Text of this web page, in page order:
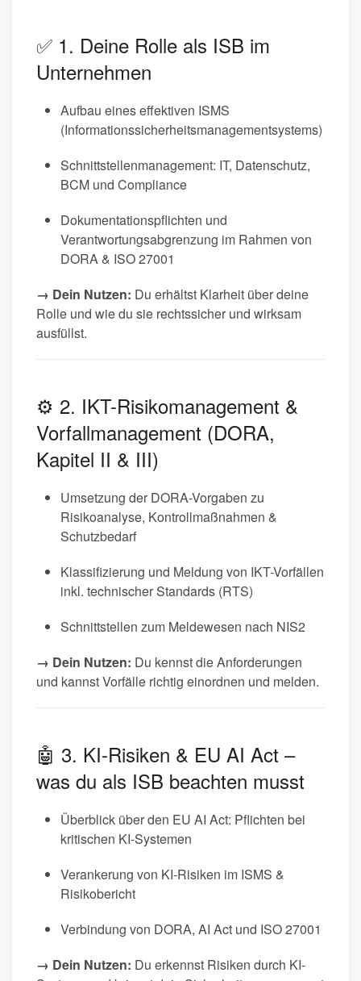
✅ 1. Deine Rolle als ISB im
Unternehmen
Aufbau eines effektiven ISMS
(Informationssicherheitsmanagementsystems)
Schnittstellenmanagement: IT, Datenschutz,
BCM und Compliance
Dokumentationspflichten und
Verantwortungsabgrenzung im Rahmen von
DORA & ISO 27001
→ Dein Nutzen: Du erhältst Klarheit über deine
Rolle und wie du sie rechtssicher und wirksam
ausfüllst.
⚙️ 2. IKT-Risikomanagement &
Vorfallmanagement (DORA,
Kapitel II & III)
Umsetzung der DORA-Vorgaben zu
Risikoanalyse, Kontrollmaßnahmen &
Schutzbedarf
Klassifizierung und Meldung von IKT-Vorfällen
inkl. technischer Standards (RTS)
Schnittstellen zum Meldewesen nach NIS2
→ Dein Nutzen: Du kennst die Anforderungen
und kannst Vorfälle richtig einordnen und melden.
🤖 3. KI-Risiken & EU AI Act –
was du als ISB beachten musst
Überblick über den EU AI Act: Pflichten bei
kritischen KI-Systemen
Verankerung von KI-Risiken im ISMS &
Risikobericht
Verbindung von DORA, AI Act und ISO 27001
→ Dein Nutzen: Du erkennst Risiken durch KI-